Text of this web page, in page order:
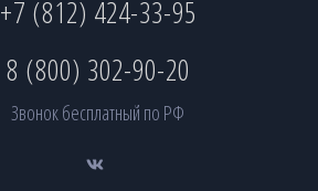
+7 (812) 424-33-95
8 (800) 302-90-20
Звонок бесплатный по РФ